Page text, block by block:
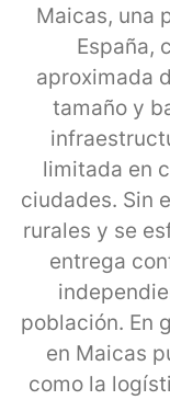
Maicas, una
España,
aproximada
tamaño y
limitada en
ciudades. Sin
rurales y se
entrega
población. En
en Maicas
como la